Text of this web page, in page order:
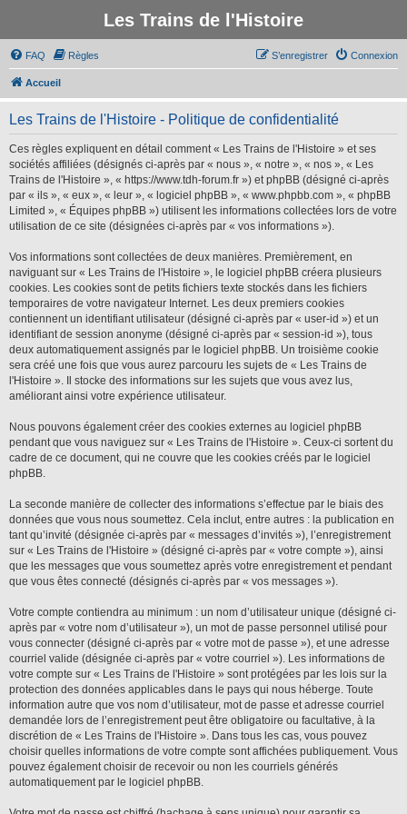
Les Trains de l'Histoire
FAQ Règles Connexion
S’enregistrer
Accueil
Les Trains de l'Histoire - Politique de confidentialité
Ces règles expliquent en détail comment « Les Trains de l'Histoire » et ses
sociétés affiliées (désignés ci-après par « nous », « notre », « nos », « Les
Trains de l'Histoire », « https://www.tdh-forum.fr ») et phpBB (désigné ci-après
par « ils », « eux », « leur », « logiciel phpBB », « www.phpbb.com », « phpBB
Limited », « Équipes phpBB ») utilisent les informations collectées lors de votre
utilisation de ce site (désignées ci-après par « vos informations »).
Vos informations sont collectées de deux manières. Premièrement, en
naviguant sur « Les Trains de l'Histoire », le logiciel phpBB créera plusieurs
cookies. Les cookies sont de petits fichiers texte stockés dans les fichiers
temporaires de votre navigateur Internet. Les deux premiers cookies
contiennent un identifiant utilisateur (désigné ci-après par « user-id ») et un
identifiant de session anonyme (désigné ci-après par « session-id »), tous
deux automatiquement assignés par le logiciel phpBB. Un troisième cookie
sera créé une fois que vous aurez parcouru les sujets de « Les Trains de
l'Histoire ». Il stocke des informations sur les sujets que vous avez lus,
améliorant ainsi votre expérience utilisateur.
Nous pouvons également créer des cookies externes au logiciel phpBB
pendant que vous naviguez sur « Les Trains de l'Histoire ». Ceux-ci sortent du
cadre de ce document, qui ne couvre que les cookies créés par le logiciel
phpBB.
La seconde manière de collecter des informations s’effectue par le biais des
données que vous nous soumettez. Cela inclut, entre autres : la publication en
tant qu’invité (désignée ci-après par « messages d’invités »), l’enregistrement
sur « Les Trains de l'Histoire » (désigné ci-après par « votre compte »), ainsi
que les messages que vous soumettez après votre enregistrement et pendant
que vous êtes connecté (désignés ci-après par « vos messages »).
Votre compte contiendra au minimum : un nom d’utilisateur unique (désigné ci-
après par « votre nom d’utilisateur »), un mot de passe personnel utilisé pour
vous connecter (désigné ci-après par « votre mot de passe »), et une adresse
courriel valide (désignée ci-après par « votre courriel »). Les informations de
votre compte sur « Les Trains de l'Histoire » sont protégées par les lois sur la
protection des données applicables dans le pays qui nous héberge. Toute
information autre que vos nom d’utilisateur, mot de passe et adresse courriel
demandée lors de l’enregistrement peut être obligatoire ou facultative, à la
discrétion de « Les Trains de l'Histoire ». Dans tous les cas, vous pouvez
choisir quelles informations de votre compte sont affichées publiquement. Vous
pouvez également choisir de recevoir ou non les courriels générés
automatiquement par le logiciel phpBB.